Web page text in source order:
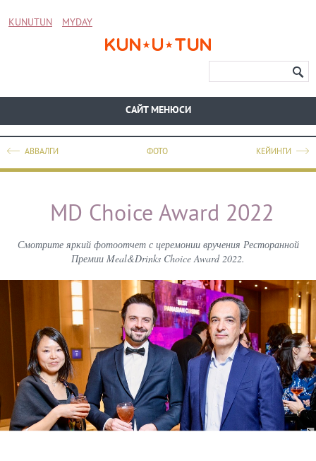
KUNUTUN MYDAY
CАЙТ МЕНЮСИ
ФОТО
АВВАЛГИ КЕЙИНГИ
MD Choice Award 2022
Смотрите яркий фотоотчет с церемонии вручения Ресторанной
Премии Meal&Drinks Choice Award 2022.